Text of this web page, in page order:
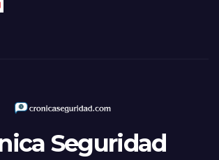
Seguridad